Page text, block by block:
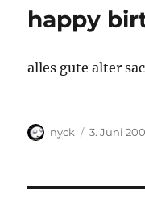
happy
alles gute alter
Autor
nyck 3. Juni